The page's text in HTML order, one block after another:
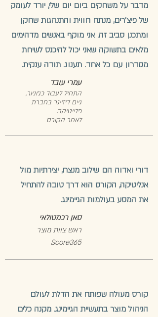
מדבר על משחקים ביום יום שלי, יורד לעומק
של פיצ'רים, מנתח חווית והתנהגות שחקן
ומתכנן סביב זה. אני מוקף באנשים מדהימים
מלאים בתשוקה שאני יכול להיכנס לשיחת
מסדרון עם כל אחד. תענוג. תודה ענקית.
עמרי עובד
התחיל לעבוד כג'וניור,
גיים דיזיינר בחברת
פלייטיקה
לאחר הקורס
דורי ואדוה הם שילוב מנצח, יצירתיות מול
אנליטיקה, הקורס הוא דרך טובה להתחיל
את המסע בעולמות הגיימינג.
סאן רכמטולאי
ראש צוות מוצר
Score365
קורס מעולה שפותח את הדלת לעולם
הניהול מוצר בתעשיית הגיימינג. מקנה כלים